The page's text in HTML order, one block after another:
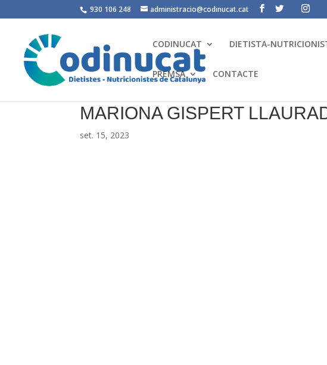
930 106 248 administracio@codinucat.cat
CODINUCAT DIETISTA-
PREMSA CONTACTE
MARIONA GISPERT
set. 15, 2023